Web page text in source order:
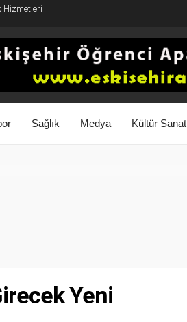
Hizmetleri
Sağlık Medya Kültür Sanat
Yeni